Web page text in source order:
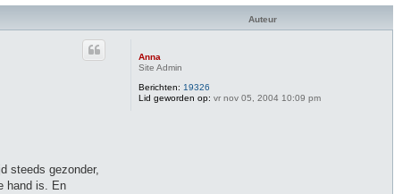
Auteur
Anna
Site Admin
Berichten: 19326
Lid geworden op: vr nov 05, 2004 10:09 pm
steeds gezonder,
hand is. En